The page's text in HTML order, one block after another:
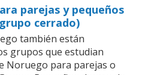
parejas y pequeños
cerrado)
también están
grupos que estudian
Noruego para parejas o